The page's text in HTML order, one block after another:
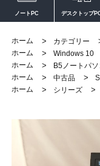
ノートPC デスクトップ
ホーム > カテゴリー
ホーム
> Windows 10
ホーム
> B5ノートパ
ホーム
> 中古品 >
ホーム
> シリーズ >